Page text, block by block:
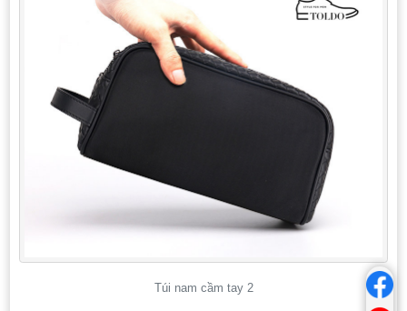
Túi nam cầm tay 2